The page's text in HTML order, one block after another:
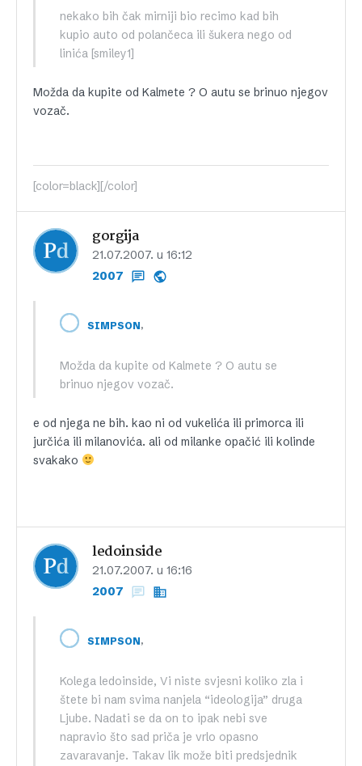
nekako bih čak mirniji bio recimo kad bih
kupio auto od polančeca ili šukera nego od
linića [smiley1]
Možda da kupite od Kalmete ? O autu se brinuo njegov
vozač.
[color=black][/color]
gorgija
21.07.2007. u 16:12
2007
SIMPSON,
Možda da kupite od Kalmete ? O autu se
brinuo njegov vozač.
e od njega ne bih. kao ni od vukelića ili primorca ili
jurčića ili milanovića. ali od milanke opačić ili kolinde
svakako
ledoinside
21.07.2007. u 16:16
2007
SIMPSON,
Kolega ledoinside, Vi niste svjesni koliko zla i
štete bi nam svima nanjela “ideologija” druga
Ljube. Nadati se da on to ipak nebi sve
napravio što sad priča je vrlo opasno
zavaravanje. Takav lik može biti predsjednik